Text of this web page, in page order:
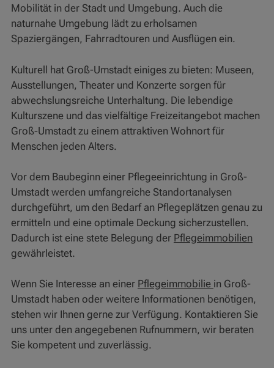
Mobilität in der Stadt und Umgebung. Auch die
naturnahe Umgebung lädt zu erholsamen
Spaziergängen, Fahrradtouren und Ausflügen ein.
Kulturell hat Groß-Umstadt einiges zu bieten: Museen,
Ausstellungen, Theater und Konzerte sorgen für
abwechslungsreiche Unterhaltung. Die lebendige
Kulturszene und das vielfältige Freizeitangebot machen
Groß-Umstadt zu einem attraktiven Wohnort für
Menschen jeden Alters.
Vor dem Baubeginn einer Pflegeeinrichtung in Groß-
Umstadt werden umfangreiche Standortanalysen
durchgeführt, um den Bedarf an Pflegeplätzen genau zu
ermitteln und eine optimale Deckung sicherzustellen.
Dadurch ist eine stete Belegung der Pflegeimmobilien
gewährleistet.
Wenn Sie Interesse an einer Pflegeimmobilie in Groß-
Umstadt haben oder weitere Informationen benötigen,
stehen wir Ihnen gerne zur Verfügung. Kontaktieren Sie
uns unter den angegebenen Rufnummern, wir beraten
Sie kompetent und zuverlässig.